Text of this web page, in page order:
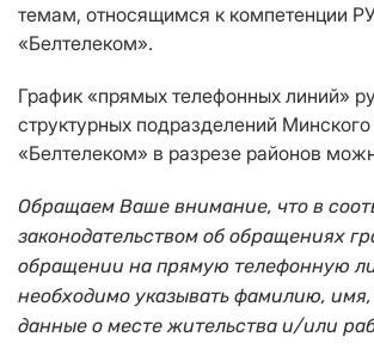
темам, относящимся к компетенции
«Белтелеком».
График «прямых телефонных линий»
структурных подразделений
«Белтелеком» в разрезе районов
Обращаем Ваше внимание, что в
законодательством об обращениях
обращении на прямую телефонную
необходимо указывать фамилию, имя,
данные о месте жительства и/или